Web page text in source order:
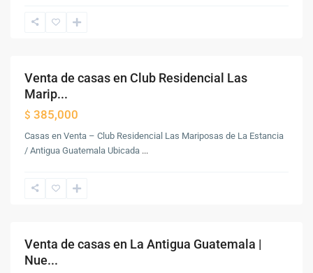
Guatemala
Venta de casas en Club Residencial Las
Marip...
$ 385,000
Casas en Venta – Club Residencial Las Mariposas de La Estancia
/ Antigua Guatemala Ubicada ...
Antigua
Venta de casas en La Antigua Guatemala |
Nue...